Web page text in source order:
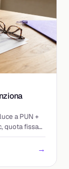
a PUN +
quota fissa
→